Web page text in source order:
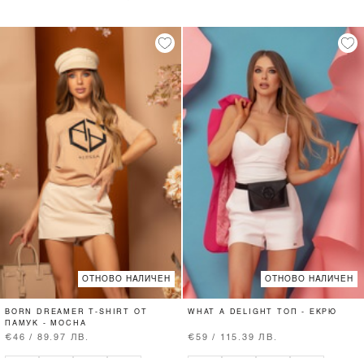
ОТНОВО НАЛИЧЕН
BORN DREAMER T-SHIRT ОТ
ПАМУК - MOCHA
€46 / 89.97 ЛВ.
ОТНОВО НАЛИЧЕН
WHAT A DELIGHT ТОП - ЕКРЮ
€59 / 115.39 ЛВ.